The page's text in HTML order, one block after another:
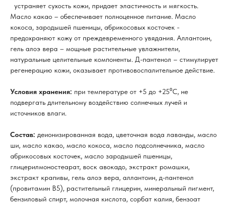
устраняет сухость кожи, придает эластичность и мягкость.
Масло какао – обеспечивает полноценное питание. Масло
кокоса, зародышей пшеницы, абрикосовых косточек -
предохраняют кожу от преждевременного увядания. Аллантоин,
гель алоэ вера – мощные растительные увлажнители,
натуральные целительные компоненты. Д-пантенол – стимулирует
регенерацию кожи, оказывает противовоспалительное действие.
Условия хранения: при температуре от +5 до +25⁰С, не
подвергать длительному воздействию солнечных лучей и
источников влаги.
Состав: деионизированная вода, цветочная вода лаванды, масло
ши, масло какао, масло кокоса, масло подсолнечника, масло
абрикосовых косточек, масло зародышей пшеницы,
глицерилмоностеарат, воск авокадо, экстракт ромашки,
экстракт крапивы, гель алоэ вера, аллантоин, д-пантенол
(провитамин В5), растительный глицерин, минеральный пигмент,
бензиловый спирт, молочная кислота, сорбат калия, бензоат